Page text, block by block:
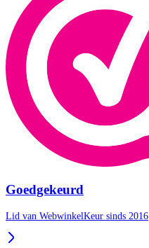
Goedgekeurd
Lid van WebwinkelKeur sinds 2016